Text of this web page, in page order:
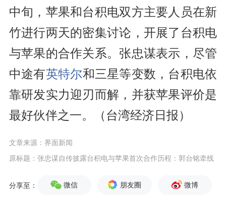
中旬，苹果和台积电双方主要人员在新
竹进行两天的密集讨论，开展了台积电
与苹果的合作关系。张忠谋表示，尽管
中途有英特尔和三星等变数，台积电依
靠研发实力迎刃而解，并获苹果评价是
最好伙伴之一。（台湾经济日报）
文章来源：界面新闻
原标题：张忠谋自传披露台积电与苹果首次合作历程：郭台铭牵线
分享至： 微信 朋友圈 微博